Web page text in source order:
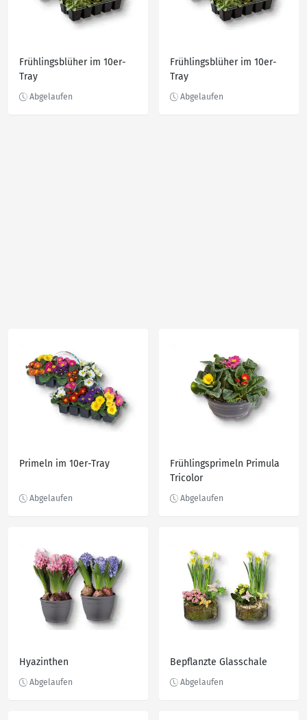
Frühlingsblüher im 10er-
Tray
Frühlingsblüher im 10er-
Tray
Primeln im 10er-Tray
Frühlingsprimeln Primula
Tricolor
Hyazinthen Bepflanzte Glasschale